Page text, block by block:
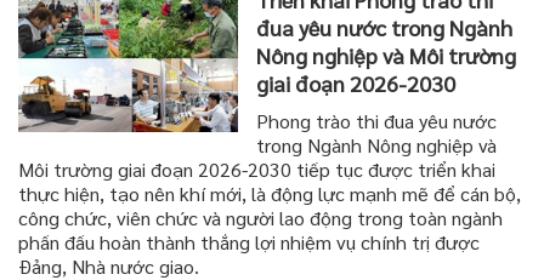
đua yêu nước trong Ngành
Nông nghiệp và Môi trường
giai đoạn 2026-2030
Phong trào thi đua yêu nước
trong Ngành Nông nghiệp và
Môi trường giai đoạn 2026-2030 tiếp tục được triển khai
thực hiện, tạo nên khí mới, là động lực mạnh mẽ để cán bộ,
công chức, viên chức và người lao động trong toàn ngành
phấn đấu hoàn thành thắng lợi nhiệm vụ chính trị được
Đảng, Nhà nước giao.